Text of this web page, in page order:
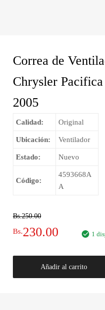
Correa de
Chrysler
2005
Calidad: Original
Ubicación: Ventilador
Estado: Nuevo
Código:
4593668A
A
Bs.250.00
El
precio
original
Bs.230.00
precio
actual
1
Añadir al carrito